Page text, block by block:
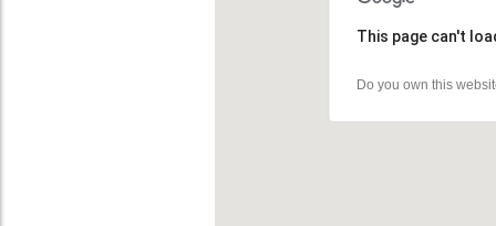
This page can't
Do you own this